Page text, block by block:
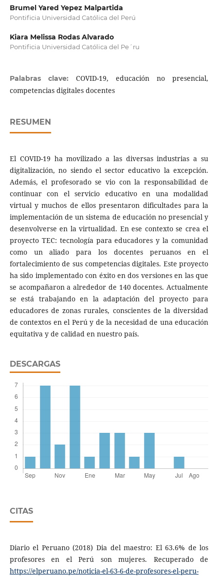
Brumel Yared Yepez Malpartida
Pontificia Universidad Católica del Perú
Kiara Melissa Rodas Alvarado
Pontificia Universidad Católica del Pe´ru
Palabras clave: COVID-19, educación no presencial,
competencias digitales docentes
RESUMEN
El COVID-19 ha movilizado a las diversas industrias a su
digitalización, no siendo el sector educativo la excepción.
Además, el profesorado se vio con la responsabilidad de
continuar con el servicio educativo en una modalidad
virtual y muchos de ellos presentaron dificultades para la
implementación de un sistema de educación no presencial y
desenvolverse en la virtualidad. En ese contexto se crea el
proyecto TEC: tecnología para educadores y la comunidad
como un aliado para los docentes peruanos en el
fortalecimiento de sus competencias digitales. Este proyecto
ha sido implementado con éxito en dos versiones en las que
se acompañaron a alrededor de 140 docentes. Actualmente
se está trabajando en la adaptación del proyecto para
educadores de zonas rurales, conscientes de la diversidad
de contextos en el Perú y de la necesidad de una educación
equitativa y de calidad en nuestro país.
DESCARGAS
CITAS
Diario el Peruano (2018) Dia del maestro: El 63.6% de los
profesores en el Perú son mujeres. Recuperado de
https://elperuano.pe/noticia-el-63-6-de-profesores-el-peru-